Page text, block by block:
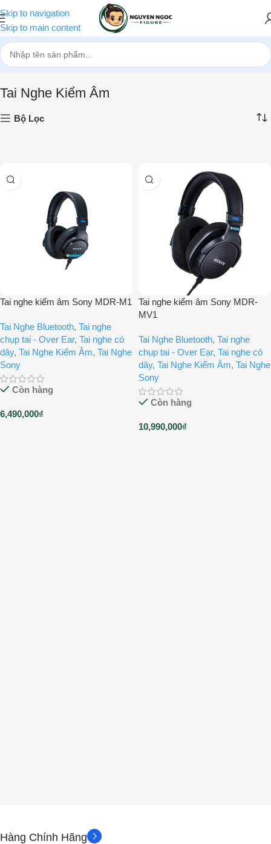
Skip to navigation
Skip to main content
Trang chủ»Tai Nghe Bluetooth»Tai Nghe Kiểm Âm
Tai Nghe Kiểm Âm
Bộ Lọc
Tai nghe kiểm âm Sony MDR-M1
Tai Nghe Bluetooth, Tai nghe
chụp tai - Over Ear, Tai nghe có
dây, Tai Nghe Kiểm Âm, Tai Nghe
Sony
Còn hàng
6,490,000₫
Tai nghe kiểm âm Sony MDR-
MV1
Tai Nghe Bluetooth, Tai nghe
chụp tai - Over Ear, Tai nghe có
dây, Tai Nghe Kiểm Âm, Tai Nghe
Sony
Còn hàng
10,990,000₫
Hàng Chính Hãng